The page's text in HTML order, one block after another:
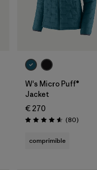
W's Micro Puff®
Jacket
€ 270
Puntuación: 4.6 / 5
(80Reseñas
)
comprimible